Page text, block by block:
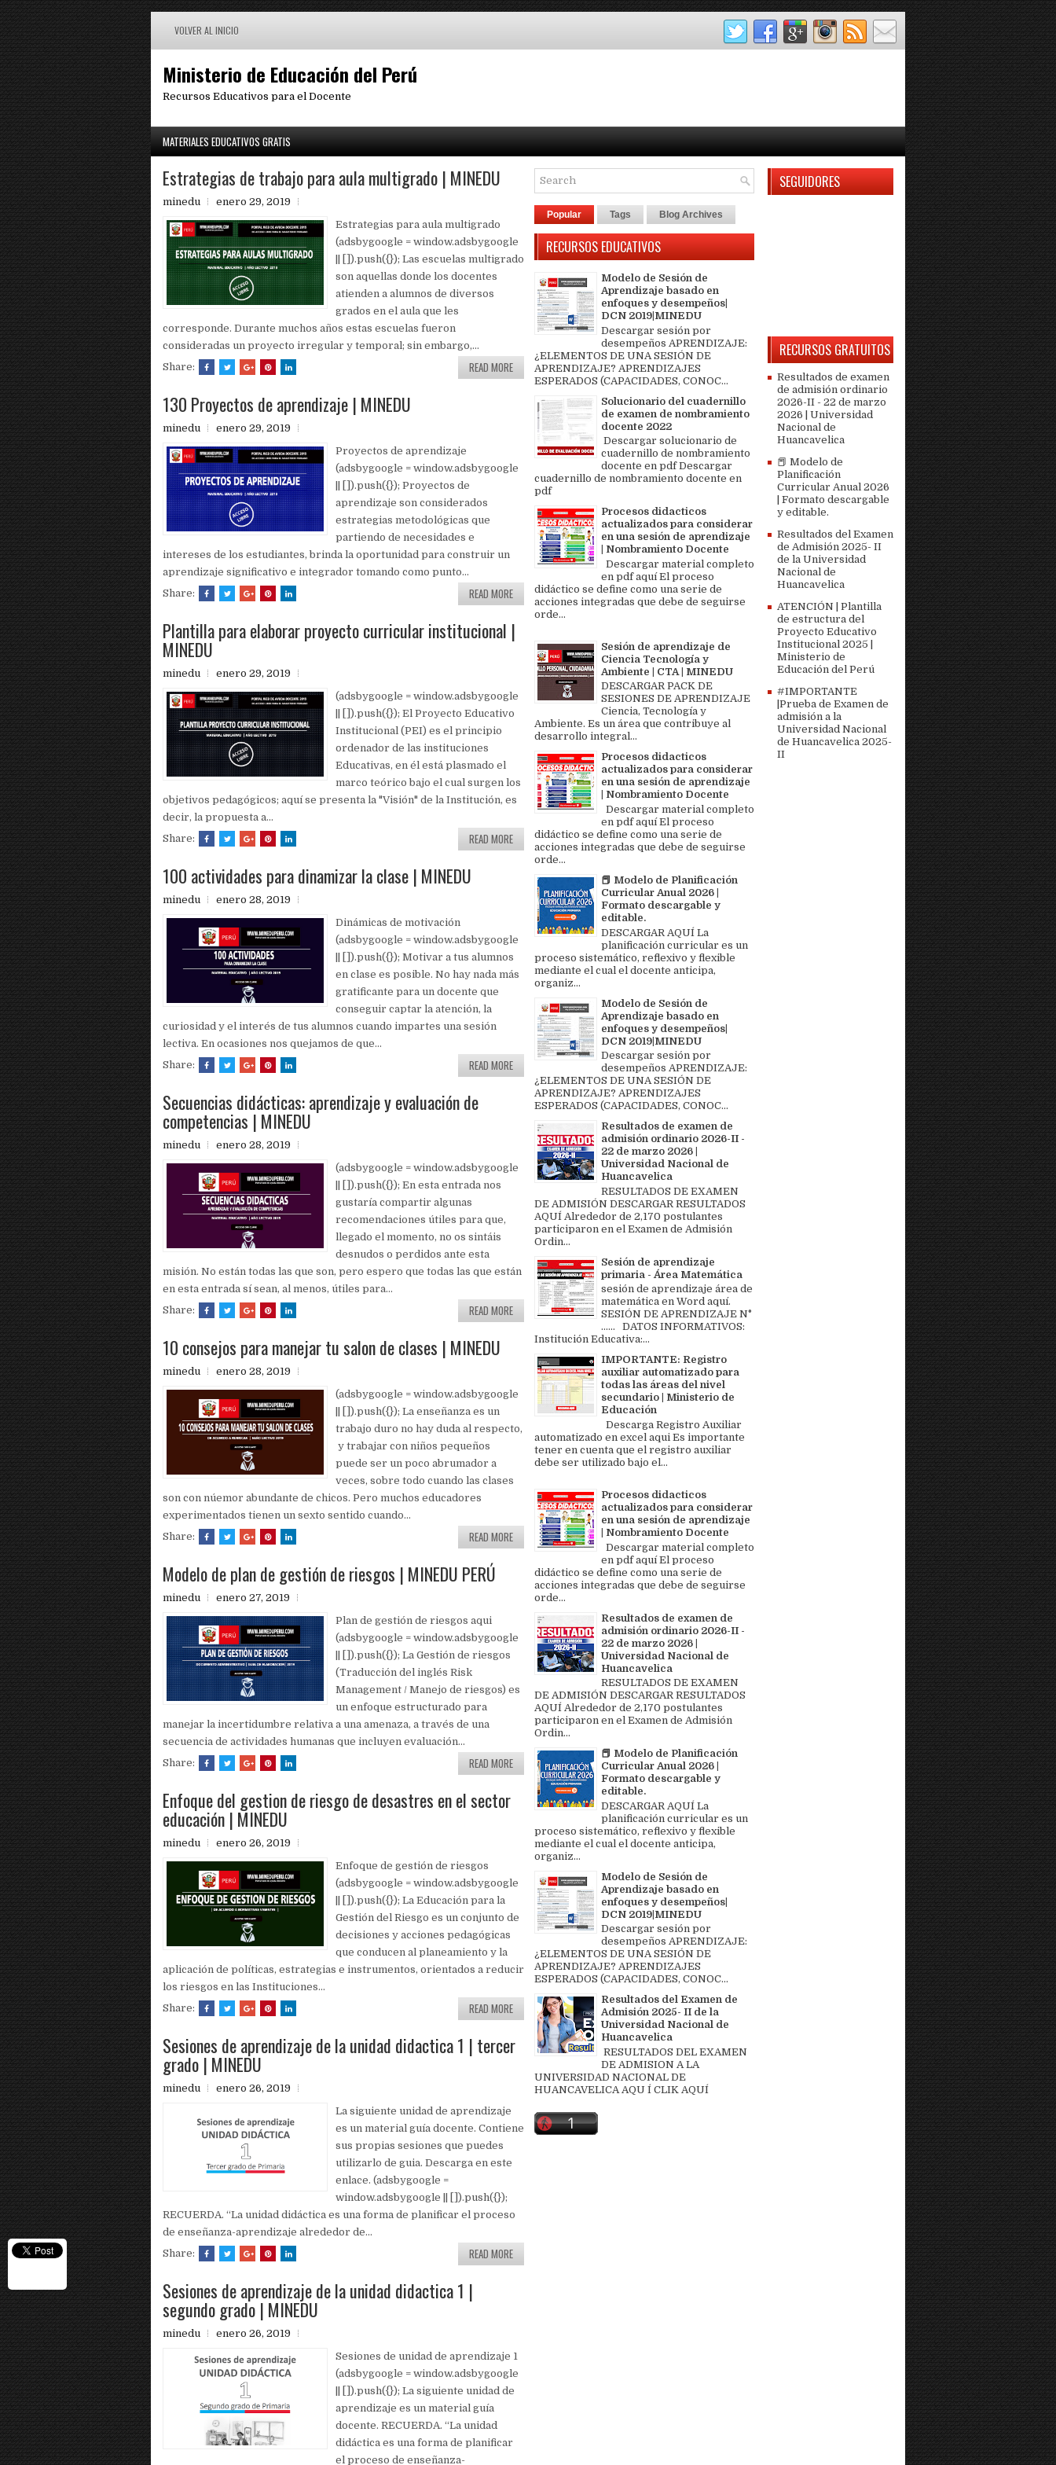
VOLVER AL INICIO
Ministerio de Educación del Perú
Recursos Educativos para el Docente
MATERIALES EDUCATIVOS GRATIS
Estrategias de trabajo para aula multigrado | MINEDU
minedu
enero 29, 2019
Estrategias para aula multigrado
(adsbygoogle = window.adsbygoogle
|| []).push({}); Las escuelas multigrado
son aquellas donde los docentes
atienden a alumnos de diversos
grados en el aula que les
corresponde. Durante muchos años estas escuelas fueron
consideradas un proyecto irregular y temporal; sin embargo,...
Share:
READ MORE
130 Proyectos de aprendizaje | MINEDU
minedu
enero 29, 2019
Proyectos de aprendizaje
(adsbygoogle = window.adsbygoogle
|| []).push({}); Proyectos de
aprendizaje son considerados
estrategias metodológicas que
partiendo de necesidades e
intereses de los estudiantes, brinda la oportunidad para construir un
aprendizaje significativo e integrador tomando como punto...
Share:
READ MORE
Plantilla para elaborar proyecto curricular institucional |
MINEDU
minedu
enero 29, 2019
(adsbygoogle = window.adsbygoogle
|| []).push({}); El Proyecto Educativo
Institucional (PEI) es el principio
ordenador de las instituciones
Educativas, en él está plasmado el
marco teórico bajo el cual surgen los
objetivos pedagógicos; aquí se presenta la "Visión" de la Institución, es
decir, la propuesta a...
Share:
READ MORE
100 actividades para dinamizar la clase | MINEDU
minedu
enero 28, 2019
Dinámicas de motivación
(adsbygoogle = window.adsbygoogle
|| []).push({}); Motivar a tus alumnos
en clase es posible. No hay nada más
gratificante para un docente que
conseguir captar la atención, la
curiosidad y el interés de tus alumnos cuando impartes una sesión
lectiva. En ocasiones nos quejamos de que...
Share:
READ MORE
Secuencias didácticas: aprendizaje y evaluación de
competencias | MINEDU
minedu
enero 28, 2019
(adsbygoogle = window.adsbygoogle
|| []).push({}); En esta entrada nos
gustaría compartir algunas
recomendaciones útiles para que,
llegado el momento, no os sintáis
desnudos o perdidos ante esta
misión. No están todas las que son, pero espero que todas las que están
en esta entrada sí sean, al menos, útiles para...
Share:
READ MORE
10 consejos para manejar tu salon de clases | MINEDU
minedu
enero 28, 2019
(adsbygoogle = window.adsbygoogle
|| []).push({}); La enseñanza es un
trabajo duro no hay duda al respecto,
y trabajar con niños pequeños
puede ser un poco abrumador a
veces, sobre todo cuando las clases
son con núemor abundante de chicos. Pero muchos educadores
experimentados tienen un sexto sentido cuando...
Share:
READ MORE
Modelo de plan de gestión de riesgos | MINEDU PERÚ
minedu
enero 27, 2019
Plan de gestión de riesgos aqui
(adsbygoogle = window.adsbygoogle
|| []).push({}); La Gestión de riesgos
(Traducción del inglés Risk
Management / Manejo de riesgos) es
un enfoque estructurado para
manejar la incertidumbre relativa a una amenaza, a través de una
secuencia de actividades humanas que incluyen evaluación...
Share:
READ MORE
Enfoque del gestion de riesgo de desastres en el sector
educación | MINEDU
minedu
enero 26, 2019
Enfoque de gestión de riesgos
(adsbygoogle = window.adsbygoogle
|| []).push({}); La Educación para la
Gestión del Riesgo es un conjunto de
decisiones y acciones pedagógicas
que conducen al planeamiento y la
aplicación de políticas, estrategias e instrumentos, orientados a reducir
los riesgos en las Instituciones...
Share:
READ MORE
Sesiones de aprendizaje de la unidad didactica 1 | tercer
grado | MINEDU
minedu
enero 26, 2019
La siguiente unidad de aprendizaje
es un material guía docente. Contiene
sus propias sesiones que puedes
utilizarlo de guia. Descarga en este
enlace. (adsbygoogle =
window.adsbygoogle || []).push({});
RECUERDA. “La unidad didáctica es una forma de planificar el proceso
de enseñanza-aprendizaje alrededor de...
Share:
READ MORE
Sesiones de aprendizaje de la unidad didactica 1 |
segundo grado | MINEDU
minedu
enero 26, 2019
Sesiones de unidad de aprendizaje 1
(adsbygoogle = window.adsbygoogle
|| []).push({}); La siguiente unidad de
aprendizaje es un material guía
docente. RECUERDA. “La unidad
didáctica es una forma de planificar
el proceso de enseñanza-
Popular Tags Blog Archives
RECURSOS EDUCATIVOS
Modelo de Sesión de
Aprendizaje basado en
enfoques y desempeños|
DCN 2019|MINEDU
Descargar sesión por
desempeños APRENDIZAJE:
¿ELEMENTOS DE UNA SESIÓN DE
APRENDIZAJE? APRENDIZAJES
ESPERADOS (CAPACIDADES, CONOC...
Solucionario del cuadernillo
de examen de nombramiento
docente 2022
Descargar solucionario de
cuadernillo de nombramiento
docente en pdf Descargar
cuadernillo de nombramiento docente en
pdf
Procesos didacticos
actualizados para considerar
en una sesión de aprendizaje
| Nombramiento Docente
Descargar material completo
en pdf aquí El proceso
didáctico se define como una serie de
acciones integradas que debe de seguirse
orde...
Sesión de aprendizaje de
Ciencia Tecnología y
Ambiente | CTA | MINEDU
DESCARGAR PACK DE
SESIONES DE APRENDIZAJE
Ciencia, Tecnología y
Ambiente. Es un área que contribuye al
desarrollo integral...
Procesos didacticos
actualizados para considerar
en una sesión de aprendizaje
| Nombramiento Docente
Descargar material completo
en pdf aquí El proceso
didáctico se define como una serie de
acciones integradas que debe de seguirse
orde...
📕 Modelo de Planificación
Curricular Anual 2026 |
Formato descargable y
editable.
DESCARGAR AQUÍ La
planificación curricular es un
proceso sistemático, reflexivo y flexible
mediante el cual el docente anticipa,
organiz...
Modelo de Sesión de
Aprendizaje basado en
enfoques y desempeños|
DCN 2019|MINEDU
Descargar sesión por
desempeños APRENDIZAJE:
¿ELEMENTOS DE UNA SESIÓN DE
APRENDIZAJE? APRENDIZAJES
ESPERADOS (CAPACIDADES, CONOC...
Resultados de examen de
admisión ordinario 2026-II -
22 de marzo 2026 |
Universidad Nacional de
Huancavelica
RESULTADOS DE EXAMEN
DE ADMISIÓN DESCARGAR RESULTADOS
AQUÍ Alrededor de 2,170 postulantes
participaron en el Examen de Admisión
Ordin...
Sesión de aprendizaje
primaria - Área Matemática
sesión de aprendizaje área de
matemática en Word aquí.
SESIÓN DE APRENDIZAJE N°
...... DATOS INFORMATIVOS:
Institución Educativa:...
IMPORTANTE: Registro
auxiliar automatizado para
todas las áreas del nivel
secundario | Ministerio de
Educación
Descarga Registro Auxiliar
automatizado en excel aqui Es importante
tener en cuenta que el registro auxiliar
debe ser utilizado bajo el...
Procesos didacticos
actualizados para considerar
en una sesión de aprendizaje
| Nombramiento Docente
Descargar material completo
en pdf aquí El proceso
didáctico se define como una serie de
acciones integradas que debe de seguirse
orde...
Resultados de examen de
admisión ordinario 2026-II -
22 de marzo 2026 |
Universidad Nacional de
Huancavelica
RESULTADOS DE EXAMEN
DE ADMISIÓN DESCARGAR RESULTADOS
AQUÍ Alrededor de 2,170 postulantes
participaron en el Examen de Admisión
Ordin...
📕 Modelo de Planificación
Curricular Anual 2026 |
Formato descargable y
editable.
DESCARGAR AQUÍ La
planificación curricular es un
proceso sistemático, reflexivo y flexible
mediante el cual el docente anticipa,
organiz...
Modelo de Sesión de
Aprendizaje basado en
enfoques y desempeños|
DCN 2019|MINEDU
Descargar sesión por
desempeños APRENDIZAJE:
¿ELEMENTOS DE UNA SESIÓN DE
APRENDIZAJE? APRENDIZAJES
ESPERADOS (CAPACIDADES, CONOC...
Resultados del Examen de
Admisión 2025- II de la
Universidad Nacional de
Huancavelica
RESULTADOS DEL EXAMEN
DE ADMISION A LA
UNIVERSIDAD NACIONAL DE
HUANCAVELICA AQU Í CLIK AQUÍ
SEGUIDORES
RECURSOS GRATUITOS
Resultados de examen
de admisión ordinario
2026-II - 22 de marzo
2026 | Universidad
Nacional de
Huancavelica
📕 Modelo de
Planificación
Curricular Anual 2026
| Formato descargable
y editable.
Resultados del Examen
de Admisión 2025- II
de la Universidad
Nacional de
Huancavelica
ATENCIÓN | Plantilla
de estructura del
Proyecto Educativo
Institucional 2025 |
Ministerio de
Educación del Perú
#IMPORTANTE
|Prueba de Examen de
admisión a la
Universidad Nacional
de Huancavelica 2025-
II